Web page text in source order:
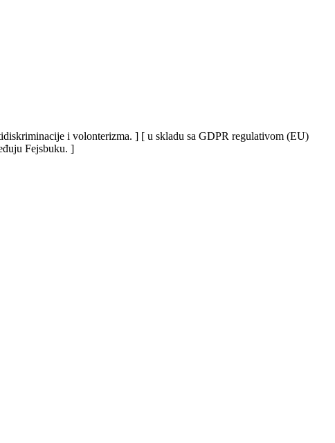
i volonterizma. ] [ u skladu sa GDPR regulativom (EU)
Fejsbuku. ]